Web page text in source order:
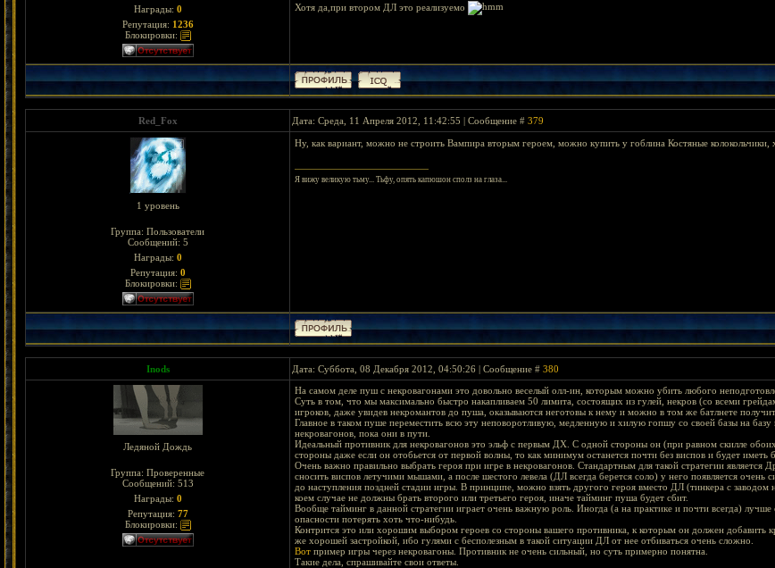
Награды: 0
Репутация: 1236
Блокировки:
Хотя да,при втором ДЛ это реализуемо
Red_Fox Дата: Среда, 11 Апреля 2012, 11:42:55 | Сообщение # 379
1 уровень
Группа: Пользователи
Сообщений: 5
Награды: 0
Репутация: 0
Блокировки:
Ну, как вариант, можно не строить Вампира вторым героем, можно купить у гоблина Костяные колокольчики,
Я вижу великую тьму... Тьфу, опять капюшон сполз на глаза...
Inods Дата: Суббота, 08 Декабря 2012, 04:50:26 | Сообщение # 380
Ледяной Дождь
Группа: Проверенные
Сообщений: 513
Награды: 0
Репутация: 77
Блокировки:
На самом деле пуш с некровагонами это довольно веселый олл-ин, которым можно убить любого
Суть в том, что мы максимально быстро накапливаем 50 лимита, состоящих из гулей, некров (со всеми
игроков, даже увидев некромантов до пуша, оказываются неготовы к нему и можно в том же батлнете
Главное в таком пуше переместить всю эту неповоротливую, медленную и хилую гопшу со своей базы на базу
некровагонов, пока они в пути.
Идеальный противник для некровагонов это эльф с первым ДХ. С одной стороны он (при равном скилле
стороны даже если он отобьется от первой волны, то как минимум останется почти без виспов и будет иметь
Очень важно правильно выбрать героя при игре в некровагонов. Стандартным для такой стратегии
сносить виспов летучими мышами, а после шестого левела (ДЛ всегда берется соло) у него появляется
до наступления поздней стадии игры. В принципе, можно взять другого героя вместо ДЛ (тинкера с
коем случае не должны брать второго или третьего героя, иначе тайминг пуша будет сбит.
Вообще тайминг в данной стратегии играет очень важную роль. Иногда (а на практике и почти всегда)
опасности потерять хоть что-нибудь.
Контрится это или хорошим выбором героев со стороны вашего противника, к которым он должен добавить
же хорошей застройкой, ибо гулями с бесполезным в такой ситуации ДЛ от нее отбиваться очень сложно.
Вот пример игры через некровагоны. Противник не очень сильный, но суть примерно понятна.
Такие дела, спрашивайте свои ответы.